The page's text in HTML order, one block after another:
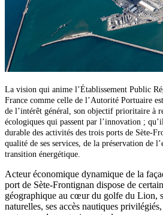
La vision qui anime l’Établissement Public
France comme celle de l’Autorité Portuaire
de l’intérêt général, son objectif prioritaire à
écologiques qui passent par l’innovation ;
durable des activités des trois ports de Sète-
qualité de ses services, de la préservation de
transition énergétique.
Acteur économique dynamique de la
port de Sète-Frontignan dispose de
géographique au cœur du golfe du Lion,
naturelles, ses accès nautiques